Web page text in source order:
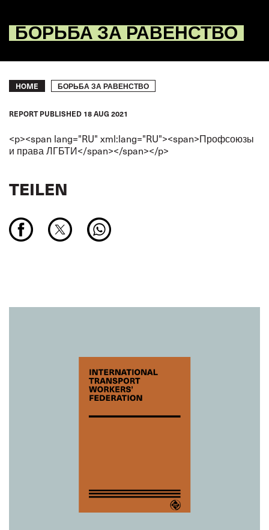
БОРЬБА ЗА РАВЕНСТВО
Breadcrumb
HOME БОРЬБА ЗА РАВЕНСТВО
REPORT PUBLISHED 18 AUG 2021
<p><span lang="RU" xml:lang="RU"><span>Профсоюзы
и права ЛГБТИ</span></span></p>
TEILEN